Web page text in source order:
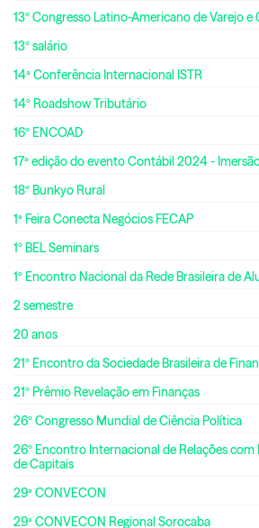
13º Congresso Latino-Americano de Varejo e
13º salário
14ª Conferência Internacional ISTR
14º Roadshow Tributário
16º ENCOAD
17ª edição do evento Contábil 2024 -
18º Bunkyo Rural
1ª Feira Conecta Negócios FECAP
1º BEL Seminars
1º Encontro Nacional da Rede Brasileira de
2 semestre
20 anos
21º Encontro da Sociedade Brasileira de
21º Prêmio Revelação em Finanças
26º Congresso Mundial de Ciência Política
26º Encontro Internacional de Relações
de Capitais
29ª CONVECON
29ª CONVECON Regional Sorocaba